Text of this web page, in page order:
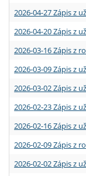
2026-04-27 Zápis z
2026-04-20 Zápis z
2026-03-16 Zápis z
2026-03-09 Zápis z
2026-03-02 Zápis z
2026-02-23 Zápis z
2026-02-16 Zápis z
2026-02-09 Zápis z
2026-02-02 Zápis z